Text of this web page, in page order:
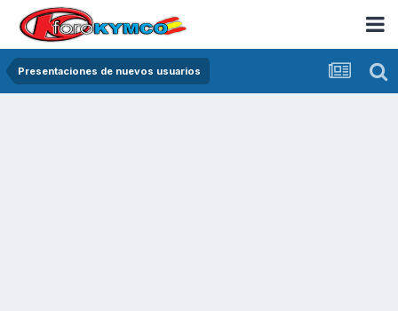
Presentaciones de nuevos usuarios